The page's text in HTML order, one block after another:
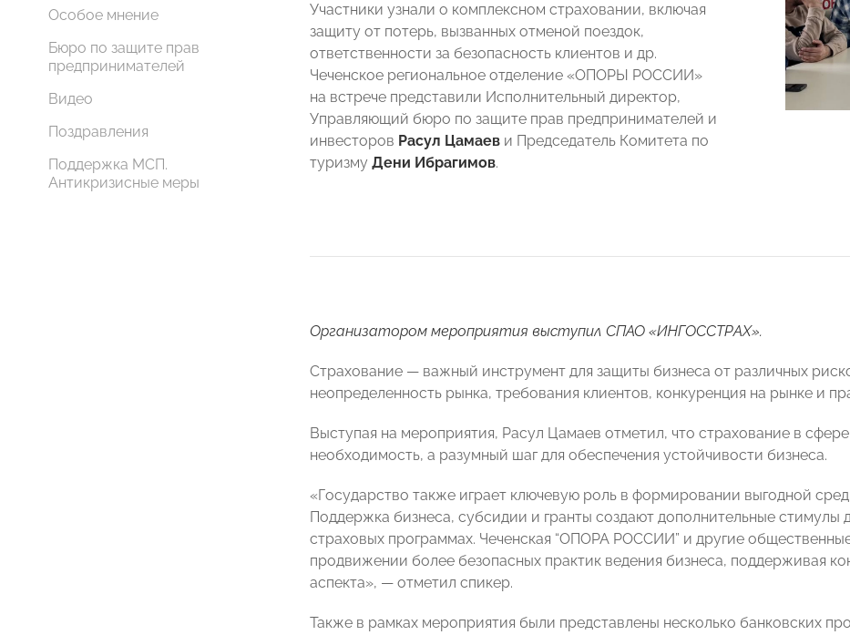
Особое мнение
Бюро по защите прав
предпринимателей
Видео
Поздравления
Поддержка МСП.
Антикризисные меры
Участники узнали о комплексном страховании, включая
защиту от потерь, вызванных отменой поездок,
ответственности за безопасность клиентов и др.
Чеченское региональное отделение «ОПОРЫ РОССИИ»
на встрече представили Исполнительный директор,
Управляющий бюро по защите прав предпринимателей и
инвесторов Расул Цамаев и Председатель Комитета по
туризму Дени Ибрагимов.
Организатором мероприятия выступил СПАО «ИНГОССТРАХ».
Страхование — важный инструмент для защиты бизнеса от различных
неопределенность рынка, требования клиентов, конкуренция на рынке и
Выступая на мероприятия, Расул Цамаев отметил, что страхование в
необходимость, а разумный шаг для обеспечения устойчивости бизнеса.
«Государство также играет ключевую роль в формировании выгодной
Поддержка бизнеса, субсидии и гранты создают дополнительные стимулы
страховых программах. Чеченская “ОПОРА РОССИИ” и другие
продвижении более безопасных практик ведения бизнеса, поддерживая
аспекта», — отметил спикер.
Также в рамках мероприятия были представлены несколько банковских